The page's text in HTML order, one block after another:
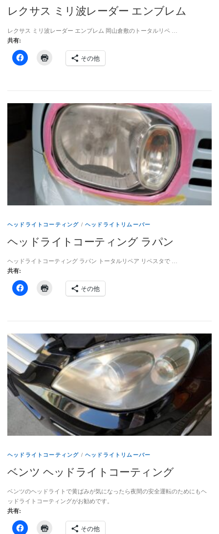
レクサス ミリ波レーダー エンブレム
レクサス ミリ波レーダー エンブレム 岡山倉敷のトータルリペ …
共有:
その他
ヘッドライトコーティング /ヘッドライトリムーバー
ヘッドライトコーティング ラパン
ヘッドライトコーティング ラパン トータルリペア リペスタで …
共有:
その他
ヘッドライトコーティング /ヘッドライトリムーバー
ベンツ ヘッドライトコーティング
ベンツのヘッドライトで黄ばみが気になったら夜間の安全運転のためにもヘ
ッドライトコーティングがお勧めです。
共有:
その他